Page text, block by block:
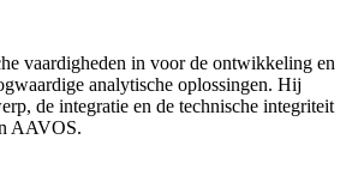
vaardigheden in voor de ontwikkeling en
analytische oplossingen. Hij
de integratie en de technische integriteit
AAVOS.